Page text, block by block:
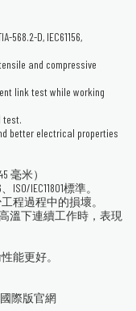
568.2-D, IEC61156,
and compressive
link test while working
test.
better electrical properties
毫米）
IEC11801標準。
程過程中的損壞。
溫下連續工作時，表現
能更好。
國際版官網